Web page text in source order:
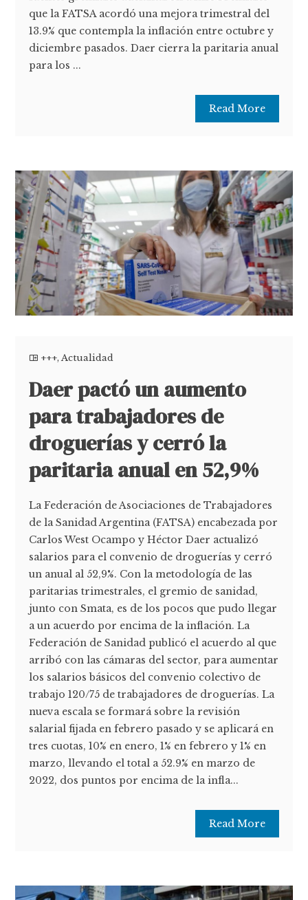
que la FATSA acordó una mejora trimestral del
13.9% que contempla la inflación entre octubre y
diciembre pasados. Daer cierra la paritaria anual
para los ...
Read More
+++,Actualidad
Daer pactó un aumento
para trabajadores de
droguerías y cerró la
paritaria anual en 52,9%
La Federación de Asociaciones de Trabajadores
de la Sanidad Argentina (FATSA) encabezada por
Carlos West Ocampo y Héctor Daer actualizó
salarios para el convenio de droguerías y cerró
un anual al 52,9%. Con la metodología de las
paritarias trimestrales, el gremio de sanidad,
junto con Smata, es de los pocos que pudo llegar
a un acuerdo por encima de la inflación. La
Federación de Sanidad publicó el acuerdo al que
arribó con las cámaras del sector, para aumentar
los salarios básicos del convenio colectivo de
trabajo 120/75 de trabajadores de droguerías. La
nueva escala se formará sobre la revisión
salarial fijada en febrero pasado y se aplicará en
tres cuotas, 10% en enero, 1% en febrero y 1% en
marzo, llevando el total a 52.9% en marzo de
2022, dos puntos por encima de la infla...
Read More